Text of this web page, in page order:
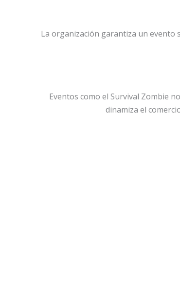
La organización garantiza un evento
Eventos como el Survival Zombie
dinamiza el